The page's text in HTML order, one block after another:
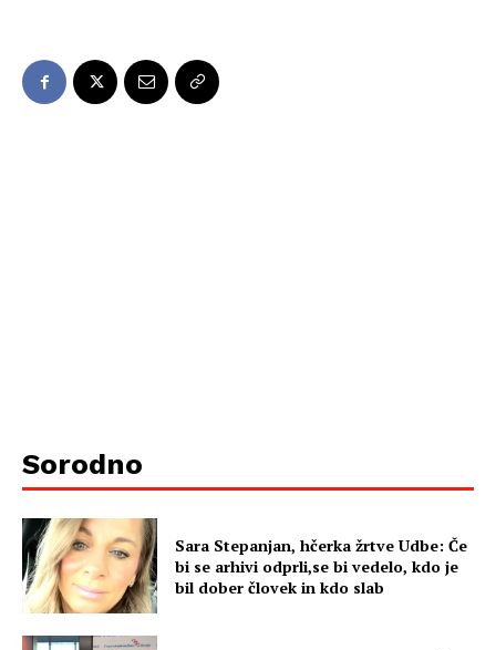
Sorodno
Sara Stepanjan, hčerka žrtve Udbe: Če
bi se arhivi odprli,se bi vedelo, kdo je
bil dober človek in kdo slab